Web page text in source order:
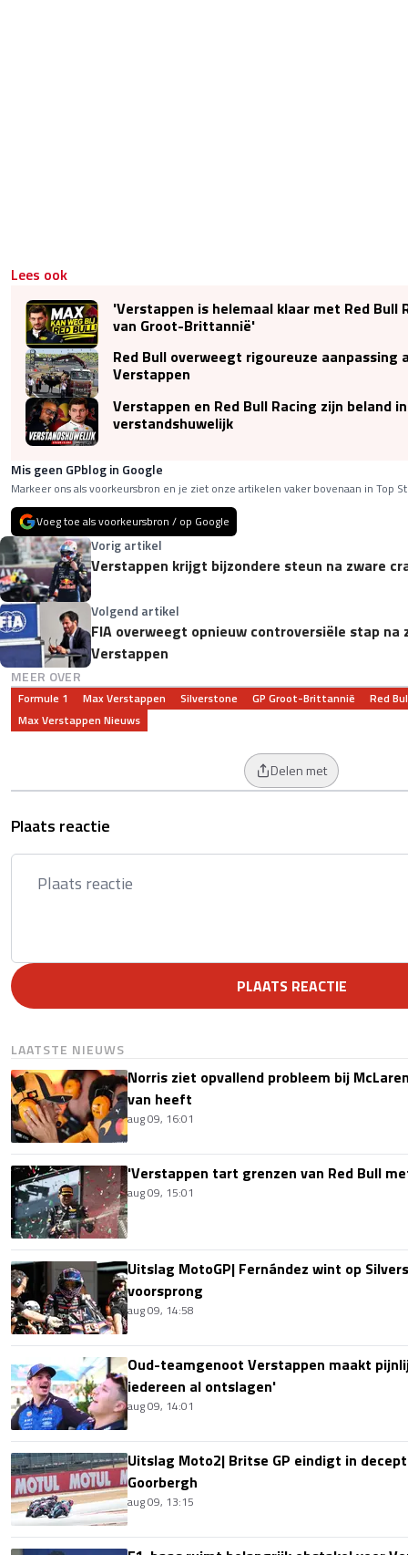
Lees ook
'Verstappen is helemaal klaar met Red Bull
van Groot-Brittannië'
Red Bull overweegt rigoureuze aanpassing
Verstappen
Verstappen en Red Bull Racing zijn beland
verstandshuwelijk
Mis geen GPblog in Google
Markeer ons als voorkeursbron en je ziet onze artikelen vaker bovenaan in Top
Voeg toe als voorkeursbron / op Google
Vorig artikel
Verstappen krijgt bijzondere steun na zware
Volgend artikel
FIA overweegt opnieuw controversiële stap na
Verstappen
MEER OVER
Formule 1 Max Verstappen Silverstone GP Groot-Brittannië
Red
Max Verstappen Nieuws
Delen met
Plaats reactie
PLAATS REACTIE
LAATSTE NIEUWS
Norris ziet opvallend probleem bij
van heeft
aug 09, 16:01
'Verstappen tart grenzen van Red Bull
aug 09, 15:01
Uitslag MotoGP| Fernández wint op
voorsprong
aug 09, 14:58
Oud-teamgenoot Verstappen maakt
iedereen al ontslagen'
aug 09, 14:01
Uitslag Moto2| Britse GP eindigt in
Goorbergh
aug 09, 13:15